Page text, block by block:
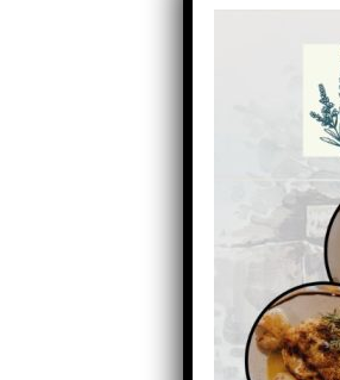
(em nada
impacto
De facto, a
que
mãe que
época
futebolistas
economia !
que estão
não têm
gravidade
acrescenta: